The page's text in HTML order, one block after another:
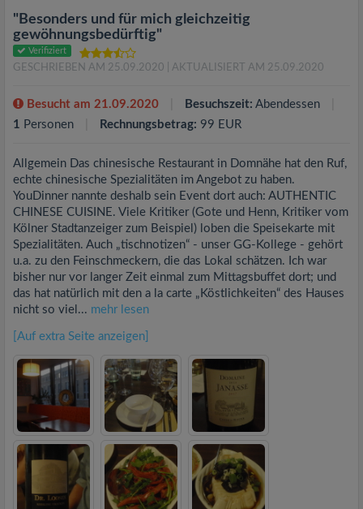
"Besonders und für mich gleichzeitig
gewöhnungsbedürftig"
Verifiziert
GESCHRIEBEN AM 25.09.2020 | AKTUALISIERT AM 25.09.2020
Besucht am 21.09.2020 Besuchszeit: Abendessen
1 Personen Rechnungsbetrag: 99 EUR
Allgemein Das chinesische Restaurant in Domnähe hat den Ruf,
echte chinesische Spezialitäten im Angebot zu haben.
YouDinner nannte deshalb sein Event dort auch: AUTHENTIC
CHINESE CUISINE. Viele Kritiker (Gote und Henn, Kritiker vom
Kölner Stadtanzeiger zum Beispiel) loben die Speisekarte mit
Spezialitäten. Auch „tischnotizen“ - unser GG-Kollege - gehört
u.a. zu den Feinschmeckern, die das Lokal schätzen. Ich war
bisher nur vor langer Zeit einmal zum Mittagsbuffet dort; und
das hat natürlich mit den a la carte „Köstlichkeiten“ des Hauses
nicht so viel... mehr lesen
[Auf extra Seite anzeigen]